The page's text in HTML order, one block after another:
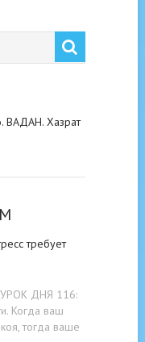
ВАДАН. Хазрат
требует
ДНЯ 116:
Когда ваш
тогда ваше